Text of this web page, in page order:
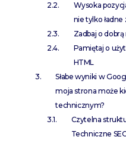
Wysoka
nie tylko
Zadbaj o
Pamiętaj o
HTML
Słabe wyniki w
moja strona może
technicznym?
Czytelna
Techniczne